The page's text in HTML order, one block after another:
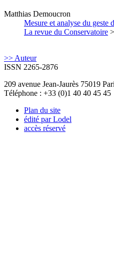
Matthias Demoucron
Mesure et analyse du geste
La revue du Conservatoire >
>> Auteur
ISSN 2265-2876
209 avenue Jean-Jaurès 75019
Téléphone : +33 (0)1 40 40 45 45
Plan du site
édité par Lodel
accès réservé